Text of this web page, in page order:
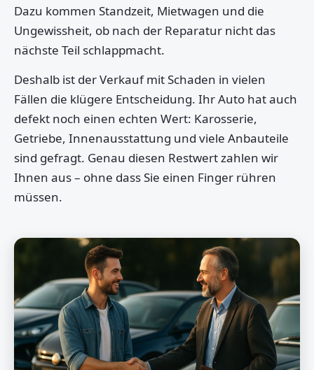
Dazu kommen Standzeit, Mietwagen und die
Ungewissheit, ob nach der Reparatur nicht das
nächste Teil schlappmacht.
Deshalb ist der Verkauf mit Schaden in vielen
Fällen die klügere Entscheidung. Ihr Auto hat auch
defekt noch einen echten Wert: Karosserie,
Getriebe, Innenausstattung und viele Anbauteile
sind gefragt. Genau diesen Restwert zahlen wir
Ihnen aus – ohne dass Sie einen Finger rühren
müssen.